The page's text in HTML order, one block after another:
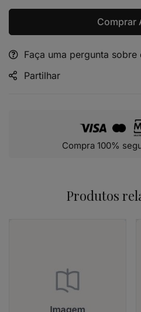
Comprar
Alternative:
Faça uma pergunta sobre
Partilhar
Compra 100%
Produtos